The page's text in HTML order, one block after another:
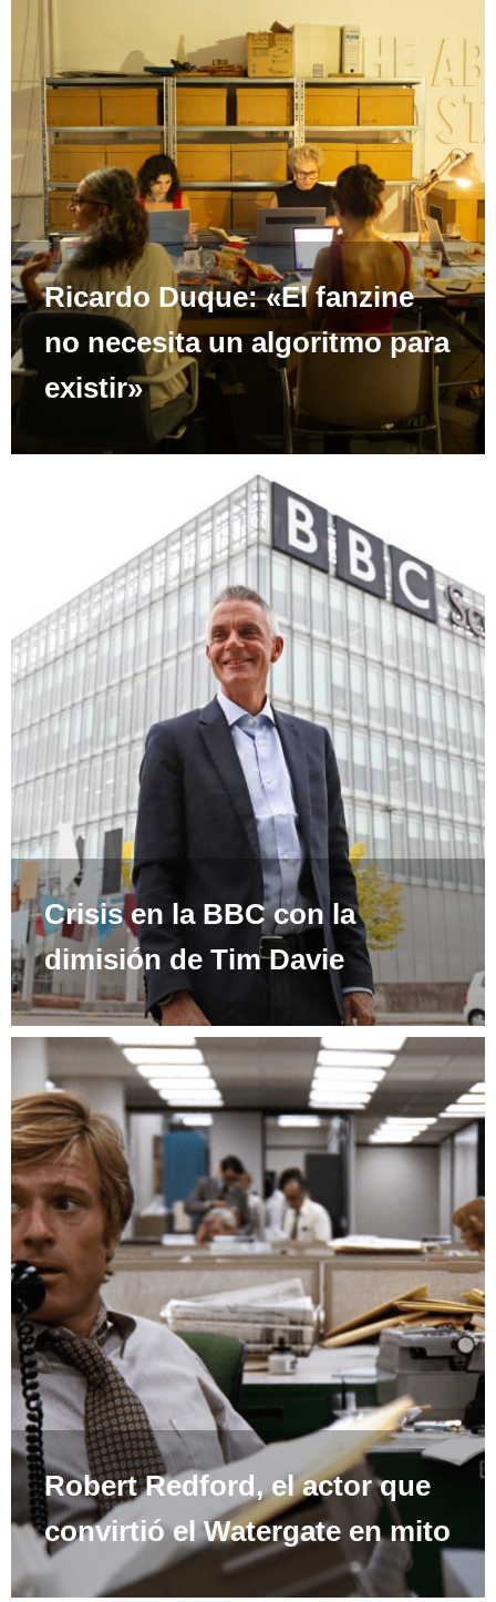
Ricardo Duque: «El fanzine
no necesita un algoritmo para
existir»
Crisis en la BBC con la
dimisión de Tim Davie
Robert Redford, el actor que
convirtió el Watergate en mito